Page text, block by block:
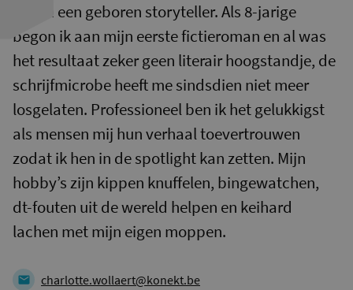
Ik ben een geboren storyteller. Als 8-jarige
begon ik aan mijn eerste fictieroman en al was
het resultaat zeker geen literair hoogstandje, de
schrijfmicrobe heeft me sindsdien niet meer
losgelaten. Professioneel ben ik het gelukkigst
als mensen mij hun verhaal toevertrouwen
zodat ik hen in de spotlight kan zetten. Mijn
hobby’s zijn kippen knuffelen, bingewatchen,
dt-fouten uit de wereld helpen en keihard
lachen met mijn eigen moppen.
charlotte.wollaert@konekt.be